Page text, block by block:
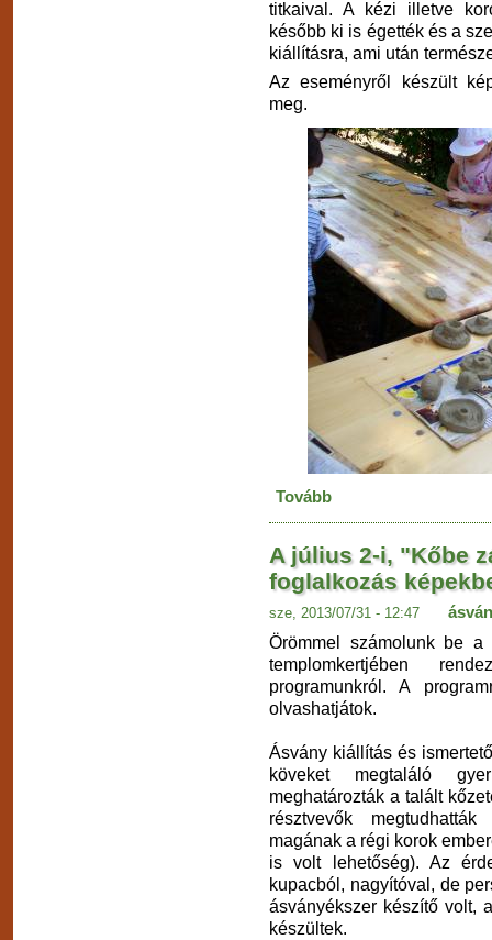
titkaival. A kézi illetve
később ki is égették és a
kiállításra, ami után
Az eseményről készült
meg.
Tovább
A július 2-i, "Kőbe
foglalkozás
sze, 2013/07/31 - 12:47
Örömmel számolunk be
templomkertjében
programunkról. A
olvashatjátok.
Ásvány kiállítás és
köveket megtaláló
meghatározták a talált
résztvevők
magának a régi korok
is volt lehetőség). Az
kupacból, nagyítóval, de
ásványékszer készítő volt,
készültek.